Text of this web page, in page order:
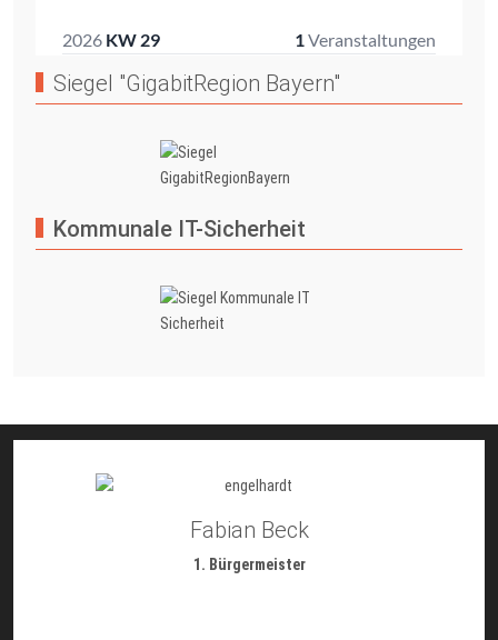
Siegel "GigabitRegion Bayern"
Kommunale IT-Sicherheit
Fabian Beck
1. Bürgermeister